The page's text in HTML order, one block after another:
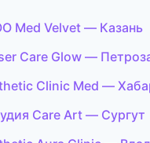
Med Velvet — Казань
Care Glow —
Clinic Med —
Care Art — Сургут